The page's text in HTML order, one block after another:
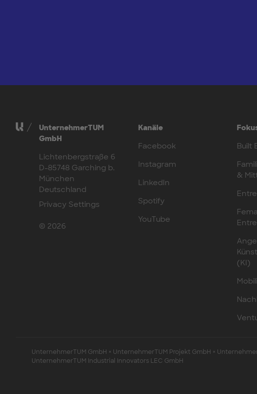
UnternehmerTUM
GmbH
Lichtenbergstraße 6
D-85748 Garching b.
München
Deutschland
Privacy Settings
© 2026
Kanäle
Facebook
Instagram
LinkedIn
Spotify
YouTube
Built
&
(KI)
UnternehmerTUM GmbH × UnternehmerTUM Projekt GmbH ×
UnternehmerTUM Industrial Innovators LEC GmbH